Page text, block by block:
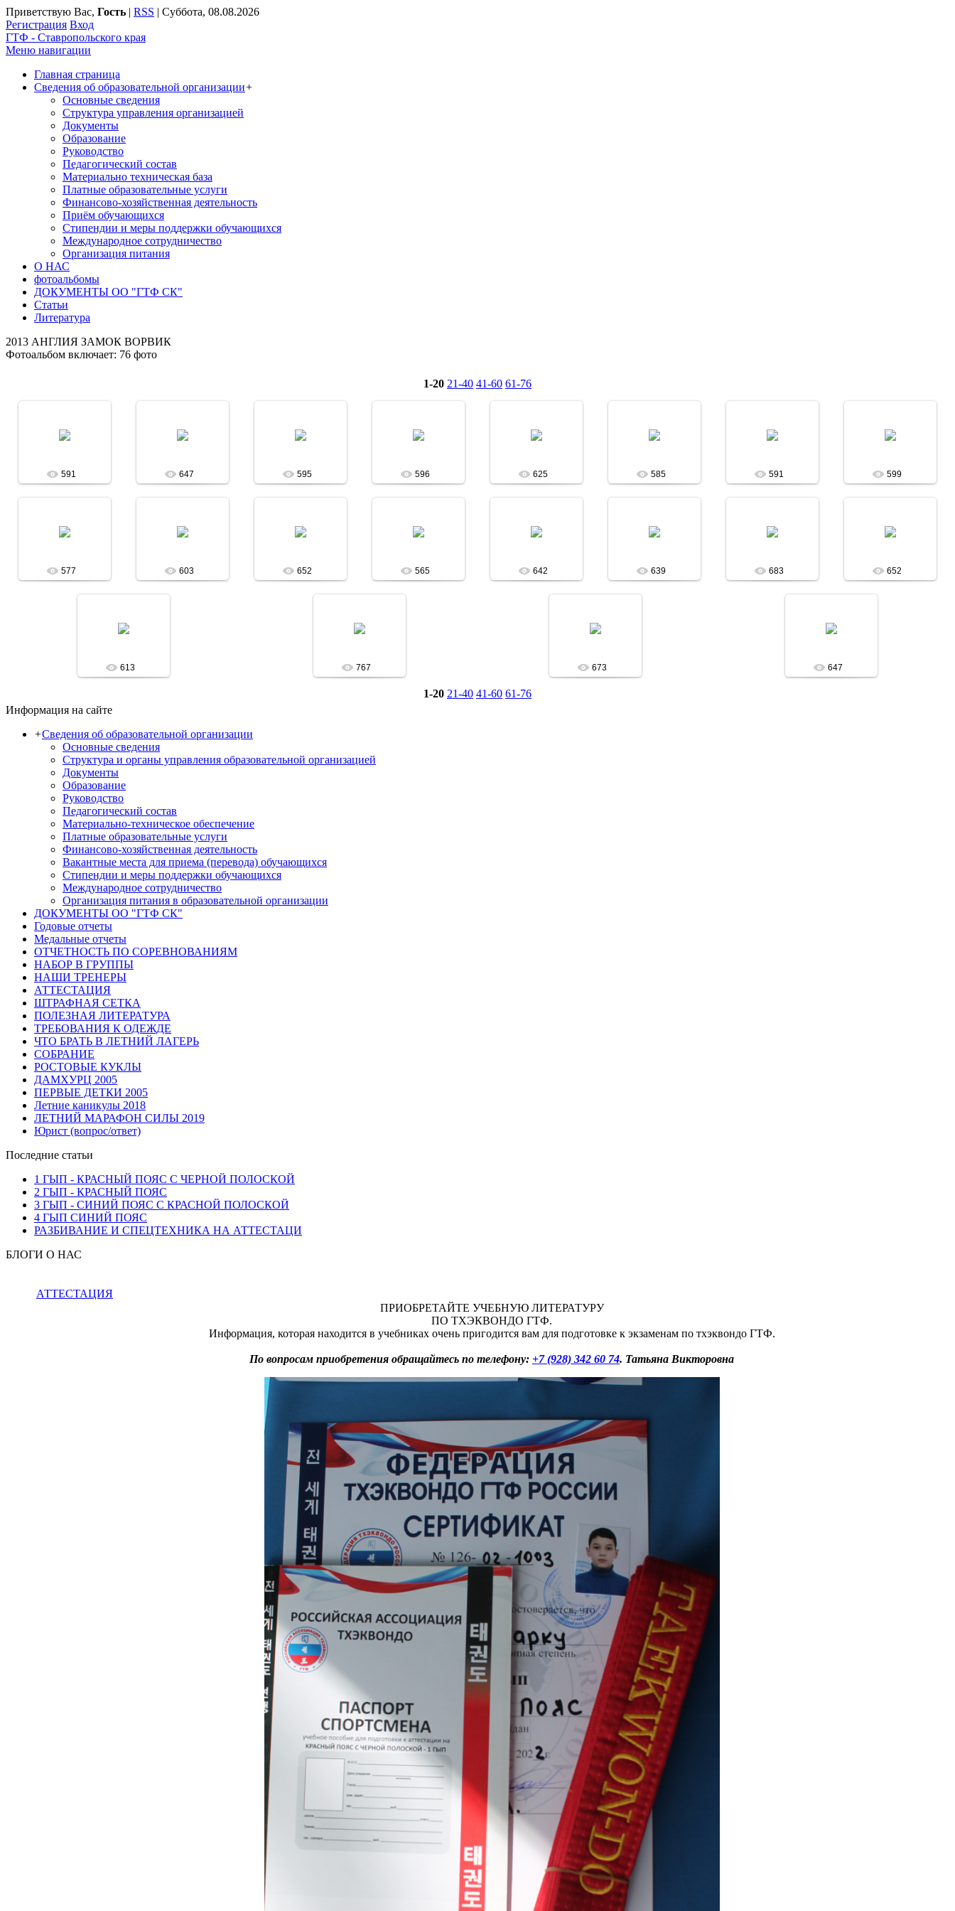
Приветствую Вас, Гость | RSS | Суббота, 08.08.2026
Регистрация Вход
ГТФ - Ставропольского края
Меню навигации
Главная страница
Сведения об образовательной организации+
Основные сведения
Структура управления организацией
Документы
Образование
Руководство
Педагогический состав
Материально техническая база
Платные образовательные услуги
Финансово-хозяйственная деятельность
Приём обучающихся
Стипендии и меры поддержки обучающихся
Международное сотрудничество
Организация питания
О НАС
фотоальбомы
ДОКУМЕНТЫ ОО "ГТФ СК"
Статьи
Литература
2013 АНГЛИЯ ЗАМОК ВОРВИК
Фотоальбом включает: 76 фото
1-20 21-40 41-60 61-76
591 647 595 596 625 585 591 599
577 603 652 565 642 639 683 652
613 767 673 647
1-20 21-40 41-60 61-76
Информация на сайте
+Сведения об образовательной организации
Основные сведения
Структура и органы управления образовательной организацией
Документы
Образование
Руководство
Педагогический состав
Материально-техническое обеспечение
Платные образовательные услуги
Финансово-хозяйственная деятельность
Вакантные места для приема (перевода) обучающихся
Стипендии и меры поддержки обучающихся
Международное сотрудничество
Организация питания в образовательной организации
ДОКУМЕНТЫ ОО "ГТФ СК"
Годовые отчеты
Медальные отчеты
ОТЧЕТНОСТЬ ПО СОРЕВНОВАНИЯМ
НАБОР В ГРУППЫ
НАШИ ТРЕНЕРЫ
АТТЕСТАЦИЯ
ШТРАФНАЯ СЕТКА
ПОЛЕЗНАЯ ЛИТЕРАТУРА
ТРЕБОВАНИЯ К ОДЕЖДЕ
ЧТО БРАТЬ В ЛЕТНИЙ ЛАГЕРЬ
СОБРАНИЕ
РОСТОВЫЕ КУКЛЫ
ДАМХУРЦ 2005
ПЕРВЫЕ ДЕТКИ 2005
Летние каникулы 2018
ЛЕТНИЙ МАРАФОН СИЛЫ 2019
Юрист (вопрос/ответ)
Последние статьи
1 ГЫП - КРАСНЫЙ ПОЯС С ЧЕРНОЙ ПОЛОСКОЙ
2 ГЫП - КРАСНЫЙ ПОЯС
3 ГЫП - СИНИЙ ПОЯС С КРАСНОЙ ПОЛОСКОЙ
4 ГЫП СИНИЙ ПОЯС
РАЗБИВАНИЕ И СПЕЦТЕХНИКА НА АТТЕСТАЦИ
БЛОГИ О НАС
АТТЕСТАЦИЯ
ПРИОБРЕТАЙТЕ УЧЕБНУЮ ЛИТЕРАТУРУ
ПО ТХЭКВОНДО ГТФ.
Информация, которая находится в учебниках очень пригодится вам для подготовке к экзаменам по тхэквондо ГТФ.
По вопросам приобретения обращайтесь по телефону: +7 (928) 342 60 74. Татьяна Викторовна